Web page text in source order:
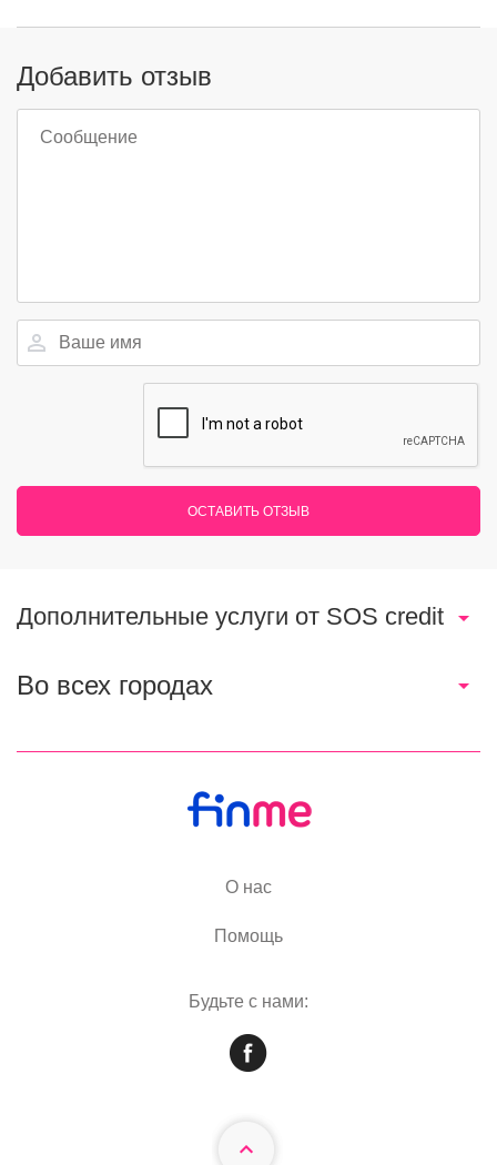
Добавить отзыв
ОСТАВИТЬ ОТЗЫВ
Дополнительные услуги от SOS credit
Во всех городах
О нас
Помощь
Будьте с нами: